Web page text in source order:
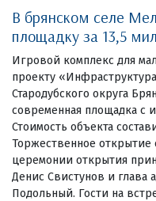
В брянском селе
площадку за 13,5
Игровой комплекс для
проекту
Стародубского округа
современная площадка с
Стоимость объекта
Торжественное открытие
церемонии открытия
Денис Свистунов и глава
Подольный. Гости на